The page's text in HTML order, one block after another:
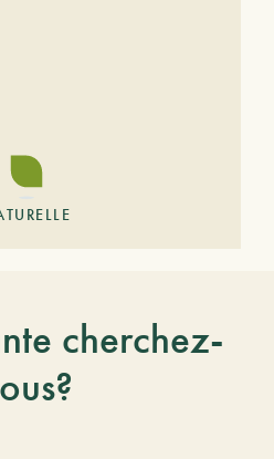
cherchez-